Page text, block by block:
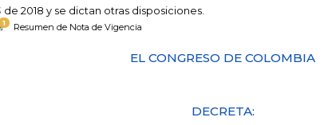
de 2018 y se dictan otras disposiciones.
1 Resumen de Nota de Vigencia
EL CONGRESO DE COLOMBIA
DECRETA: